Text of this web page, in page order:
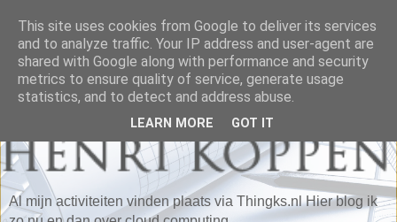
Al mijn activiteiten vinden plaats via Thingks.nl Hier blog ik
This site uses cookies from Google to deliver its services
and to analyze traffic. Your IP address and user-agent are
shared with Google along with performance and security
metrics to ensure quality of service, generate usage
statistics, and to detect and address abuse.
LEARN MORE GOT IT